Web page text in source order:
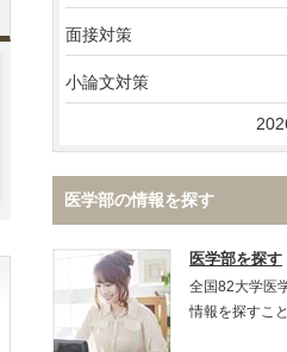
面接対策
小論文対策
医学部の情報を探す
医学部を探す
全国82大学医
情報を探すこ